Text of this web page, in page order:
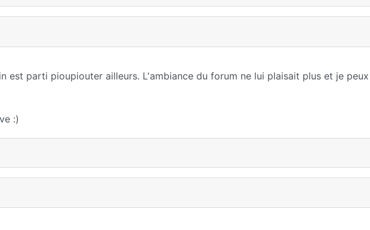
est parti pioupiouter ailleurs. L'ambiance du forum ne lui plaisait plus et je
:)